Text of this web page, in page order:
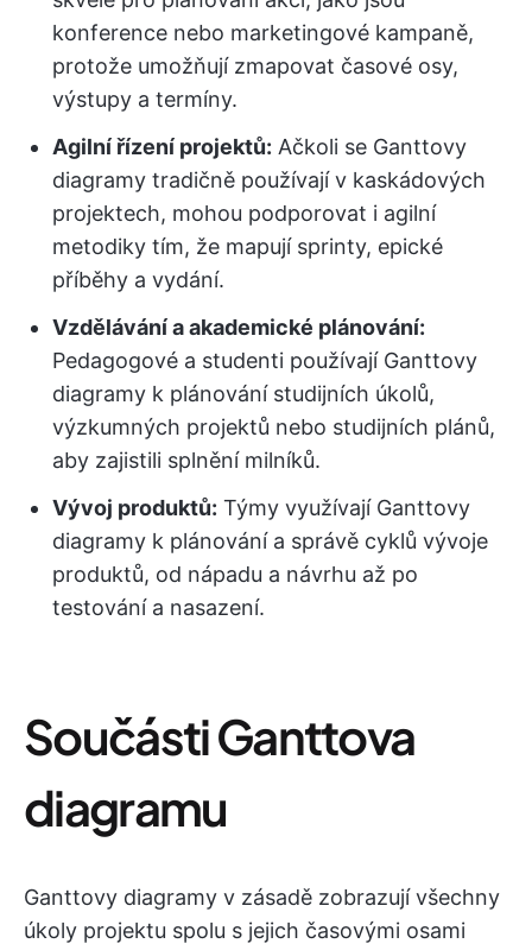
konference nebo marketingové kampaně,
protože umožňují zmapovat časové osy,
výstupy a termíny.
Agilní řízení projektů: Ačkoli se Ganttovy
diagramy tradičně používají v kaskádových
projektech, mohou podporovat i agilní
metodiky tím, že mapují sprinty, epické
příběhy a vydání.
Vzdělávání a akademické plánování:
Pedagogové a studenti používají Ganttovy
diagramy k plánování studijních úkolů,
výzkumných projektů nebo studijních plánů,
aby zajistili splnění milníků.
Vývoj produktů: Týmy využívají Ganttovy
diagramy k plánování a správě cyklů vývoje
produktů, od nápadu a návrhu až po
testování a nasazení.
Součásti Ganttova
diagramu
Ganttovy diagramy v zásadě zobrazují všechny
úkoly projektu spolu s jejich časovými osami